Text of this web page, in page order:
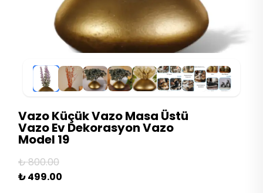
Vazo Küçük Vazo Masa Üstü
Vazo Ev Dekorasyon Vazo
Model 19
₺ 800.00
₺ 499.00